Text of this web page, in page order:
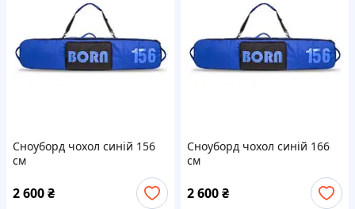
Сноуборд чохол синій 156
см
2 600₴
Сноуборд чохол синій 166
см
2 600₴